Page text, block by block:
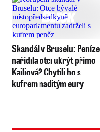
Skandál v Bruselu: Peníze
nařídila otci ukrýt přímo
Kailiová? Chytili ho s
kufrem naditým eury